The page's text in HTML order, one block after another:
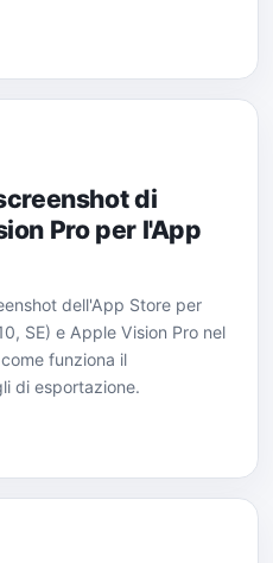
di
Pro per l'App
dell'App Store per
SE) e Apple Vision Pro nel
funziona il
di esportazione.